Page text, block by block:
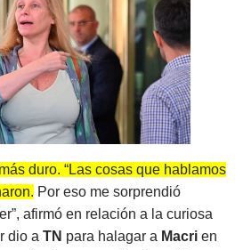
duro. “Las cosas que hablamos
Por eso me sorprendió
afirmó en relación a la curiosa
dio a TN para halagar a Macri en